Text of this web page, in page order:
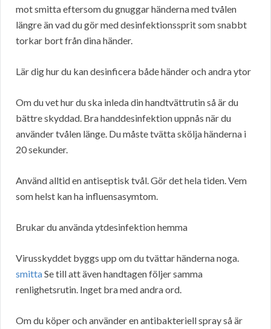
mot smitta eftersom du gnuggar händerna med tvålen
längre än vad du gör med desinfektionssprit som snabbt
torkar bort från dina händer.
Lär dig hur du kan desinficera både händer och andra ytor
Om du vet hur du ska inleda din handtvättrutin så är du
bättre skyddad. Bra handdesinfektion uppnås när du
använder tvålen länge. Du måste tvätta skölja händerna i
20 sekunder.
Använd alltid en antiseptisk tvål. Gör det hela tiden. Vem
som helst kan ha influensasymtom.
Brukar du använda ytdesinfektion hemma
Virusskyddet byggs upp om du tvättar händerna noga.
smittaSe till att även handtagen följer samma
renlighetsrutin. Inget bra med andra ord.
Om du köper och använder en antibakteriell spray så är